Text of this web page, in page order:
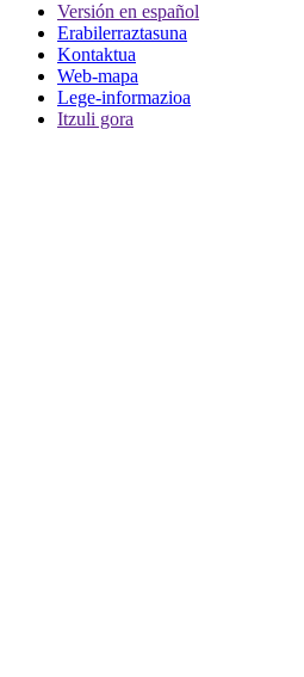
Versión en español
Erabilerraztasuna
Kontaktua
Web-mapa
Lege-informazioa
Itzuli gora